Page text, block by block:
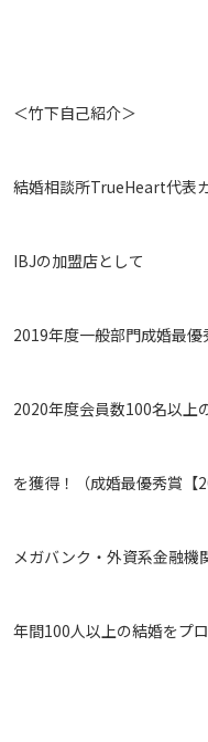
＜竹下自己紹介＞
結婚相談所TrueHeart代表
IBJの加盟店として
2019年度一般部門成婚最優
2020年度会員数100名以上
を獲得！（成婚最優秀賞【
メガバンク・外資系金融機
年間100人以上の結婚をプ